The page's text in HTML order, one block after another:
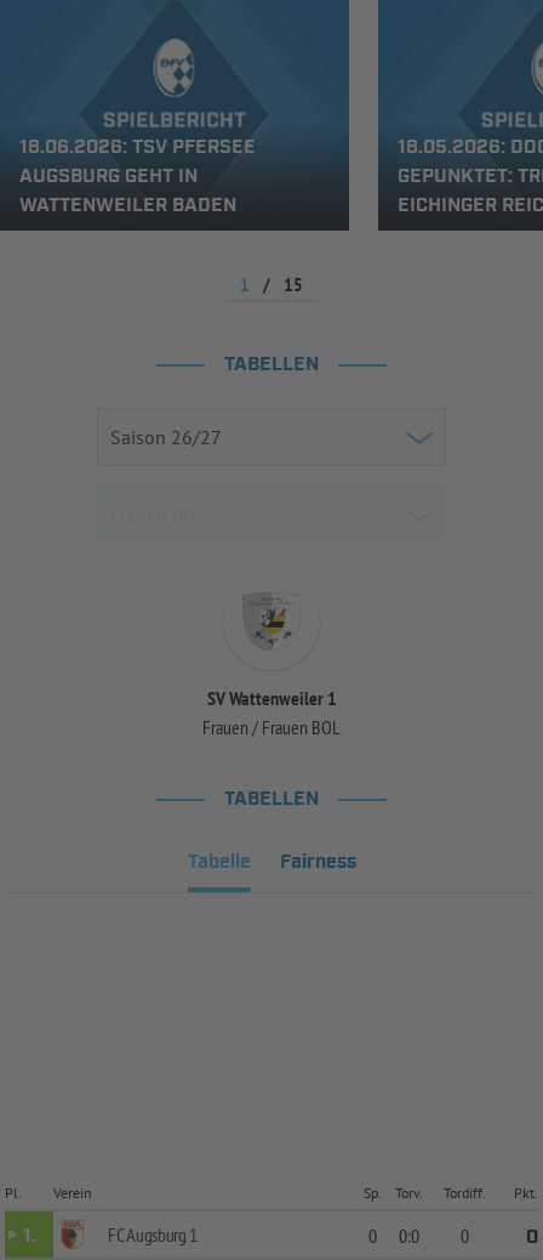
18.06.2026: TSV PFERSEE
AUGSBURG GEHT IN
WATTENWEILER BADEN
18.05.2026:
GEPUNKTET:
EICHINGER
1 / 15
TABELLEN
SV Wattenweiler 1
Frauen / Frauen BOL
TABELLEN
Tabelle Fairness
Pl. Verein Sp. Torv. Tordiff. Pkt.
1. FC Augsburg 1 0 0:0 0 0